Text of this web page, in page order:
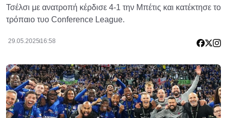
Τσέλσι με ανατροπή κέρδισε 4-1 την Μπέτις και κατέκτησε το
τρόπαιο τυο Conference League.
29.05.2025 16:58